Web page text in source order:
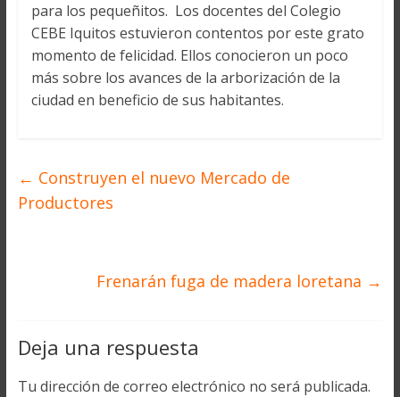
para los pequeñitos. Los docentes del Colegio
CEBE Iquitos estuvieron contentos por este grato
momento de felicidad. Ellos conocieron un poco
más sobre los avances de la arborización de la
ciudad en beneficio de sus habitantes.
← Construyen el nuevo Mercado de
Productores
Frenarán fuga de madera loretana →
Deja una respuesta
Tu dirección de correo electrónico no será publicada.